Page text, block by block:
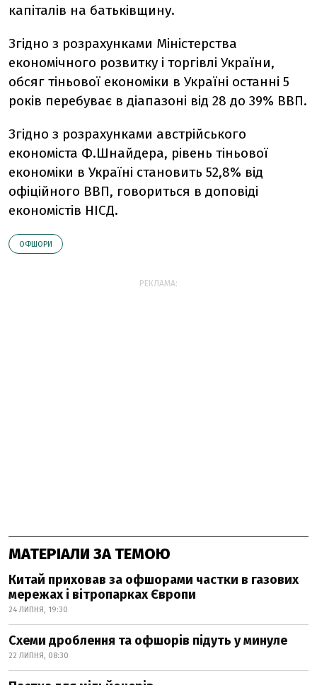
капіталів на батьківщину.
Згідно з розрахунками Міністерства
економічного розвитку і торгівлі України,
обсяг тіньової економіки в Україні останні 5
років перебуває в діапазоні від 28 до 39% ВВП.
Згідно з розрахунками австрійського
економіста Ф.Шнайдера, рівень тіньової
економіки в Україні становить 52,8% від
офіційного ВВП, говориться в доповіді
економістів НІСД.
ОФШОРИ
РЕКЛАМА:
МАТЕРІАЛИ ЗА ТЕМОЮ
Китай приховав за офшорами частки в газових
мережах і вітропарках Європи
24 ЛИПНЯ, 19:30
Схеми дроблення та офшорів підуть у минуле
22 ЛИПНЯ, 08:30